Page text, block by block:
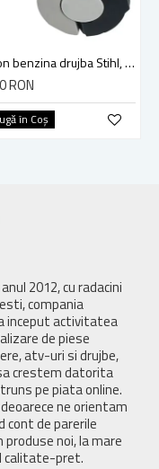
Buson benzina drujba Stihl, model cu clapeta
RON
în Coş
2012, cu radacini
compania
inceput activitatea
de piese
atv-uri si drujbe,
crestem datorita
pe piata online.
ne orientam
cont de parerile
noi, la mare
calitate-pret.